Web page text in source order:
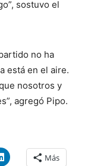
sostuvo el
no ha
está en el aire.
nosotros y
agregó Pipo.
Más